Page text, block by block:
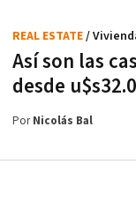
Así son las
desde
REAL ESTATE/
PorNicolás Bal